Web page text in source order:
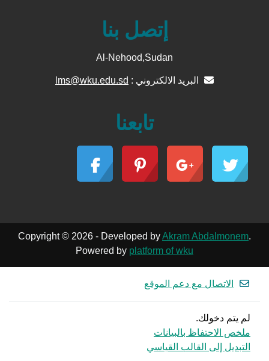
إتصل بنا
Al-Nehood,Sudan
البريد الالكتروني : lms@wku.edu.sd
تابعنا
Copyright © 2026 - Developed byAkram Abdalmonem.
Powered by platform of wku
الاتصال مع دعم الموقع
لم يتم دخولك.
ملخص الاحتفاظ بالبيانات
التبديل إلى القالب القياسي